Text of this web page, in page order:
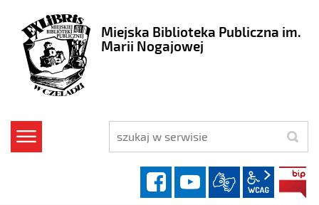
Miejska Biblioteka Publiczna im.
Marii Nogajowej
szukaj
facebookYouTube
wcag2.1